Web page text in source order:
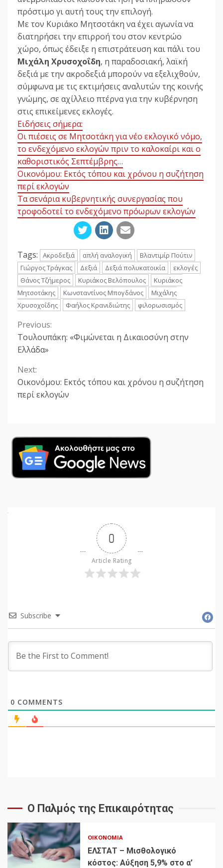
πρόστιμο γι αυτή τους την επιλογή.
Με τον Κυριάκο Μητσοτάκη να έχει αγωνία να
διατηρήσει την επιρροή του στον κεντρώο
χώρο, όπως έδειξε η επιστράτευση και πάλι του
Μιχάλη Χρυσοχοΐδη, η παραδοσιακή, λαϊκή
δεξιά με την ακροδεξιά μπορούν να εξελιχθούν,
σύμφωνα με τις εκτιμήσεις αναλυτών της κοινής
γνώμης, σε αχίλλειο πτέρνα για την κυβέρνηση
στις επικείμενες εκλογές.
Ειδήσεις σήμερα:
Οι πιέσεις σε Μητσοτάκη για νέο εκλογικό νόμο,
το ενδεχόμενο εκλογών πριν το καλοκαίρι και ο
καθοριστικός Σεπτέμβρης…
Οικονόμου: Εκτός τόπου και χρόνου η συζήτηση
περί εκλογών
Τα σενάρια κυβερνητικής συνεργασίας που
τροφοδοτεί το ενδεχόμενο πρόωρων εκλογών
Tags: Ακροδεξιά απλή αναλογική
Βλαντιμίρ Πούτιν
Γιώργος Τράγκας
Δεξιά Δεξιά πολυκατοικία
εκλογές
Θάνος Τζήμερος
Κυριάκος Βελόπουλος
Κυριάκος
Μητσοτάκης
Κωνσταντίνος Μπογδάνος
Μιχάλης
Χρυσοχοΐδης
Φαήλος Κρανιδιώτης φιλορωσισμός
Continue
Reading
Previous:
Τουλουπάκη: «Φιμώνεται η Δικαιοσύνη στην
Ελλάδα»
Next:
Οικονόμου: Εκτός τόπου και χρόνου η συζήτηση
περί εκλογών
0
Article Rating
Subscribe
0 COMMENTS
Ο Παλμός της Επικαιρότητας
ΟΙΚΟΝΟΜΊΑ
ΕΛΣΤΑΤ – Μισθολογικό
κόστος: Αύξηση 5,9% στο α’